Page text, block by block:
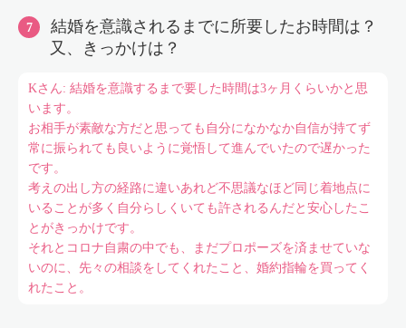
結婚を意識されるまでに所要したお時間は？
又、きっかけは？
Kさん: 結婚を意識するまで要した時間は3ヶ月くらいかと思
います。
お相手が素敵な方だと思っても自分になかなか自信が持てず
常に振られても良いように覚悟して進んでいたので遅かった
です。
考えの出し方の経路に違いあれど不思議なほど同じ着地点に
いることが多く自分らしくいても許されるんだと安心したこ
とがきっかけです。
それとコロナ自粛の中でも、まだプロポーズを済ませていな
いのに、先々の相談をしてくれたこと、婚約指輪を買ってく
れたこと。